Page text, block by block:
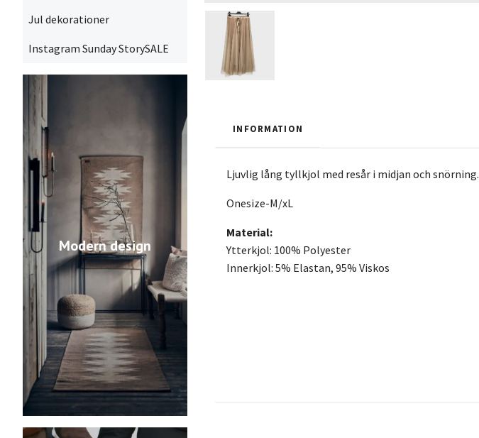
Jul dekorationer
Instagram Sunday StorySALE
Modern design
INFORMATION
Ljuvlig lång tyllkjol med resår i midjan och snörning.
Onesize-M/xL
Material:
Ytterkjol: 100% Polyester
Innerkjol: 5% Elastan, 95% Viskos